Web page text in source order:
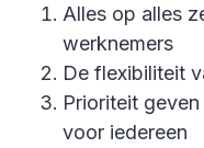
Alles op alles
werknemers
De flexibiliteit
Prioriteit
voor iedereen